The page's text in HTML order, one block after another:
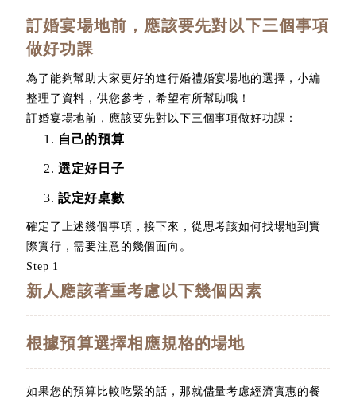
訂婚宴場地前，應該要先對以下三個事項
做好功課
為了能夠幫助大家更好的進行婚禮婚宴場地的選擇，小編
整理了資料，供您參考，希望有所幫助哦！
訂婚宴場地前，應該要先對以下三個事項做好功課：
自己的預算
選定好日子
設定好桌數
確定了上述幾個事項，接下來，從思考該如何找場地到實
際實行，需要注意的幾個面向。
Step 1
新人應該著重考慮以下幾個因素
根據預算選擇相應規格的場地
如果您的預算比較吃緊的話，那就儘量考慮經濟實惠的餐